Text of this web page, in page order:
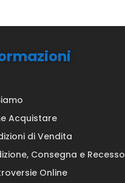
Acquistare
di Vendita
Consegna e Recesso
Online